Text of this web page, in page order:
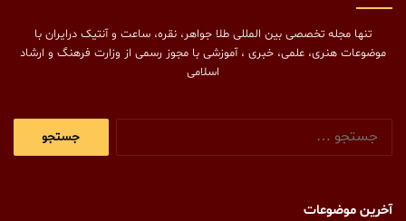
تنها مجله تخصصی بین المللی طلا جواهر، نقره، ساعت و آنتیک درایران با
موضوعات هنری، علمی، خبری ، آموزشی با مجوز رسمی از وزارت فرهنگ و ارشاد
اسلامی
آخرین موضوعات